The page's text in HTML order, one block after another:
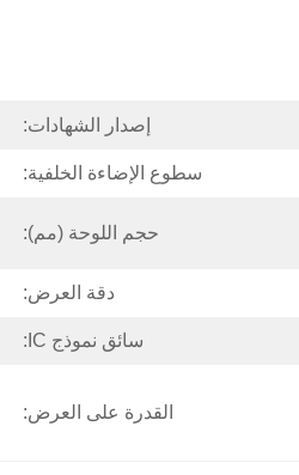
إصدار الشهادات:
سطوع الإضاءة الخلفية:
حجم اللوحة (مم):
دقة العرض:
سائق نموذج IC:
القدرة على العرض: